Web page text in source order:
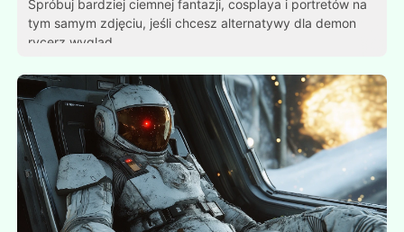
Spróbuj bardziej ciemnej fantazji, cosplaya i portretów na
tym samym zdjęciu, jeśli chcesz alternatywy dla demon
rycerz wygląd.